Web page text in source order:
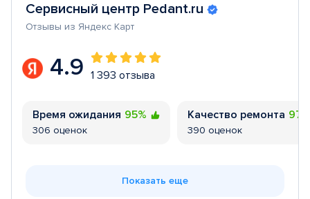
Сервисный центр Pedant.ru
Отзывы из Яндекс Карт
4.9 1 393 отзыва
Время ожидания 95%
306 оценок
Качество ремонта
390 оценок
Показать еще